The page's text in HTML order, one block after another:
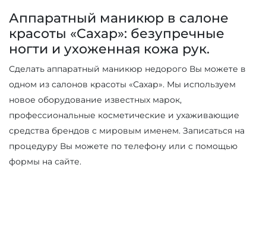
Аппаратный маникюр в салоне
красоты «Сахар»: безупречные
ногти и ухоженная кожа рук.
Сделать аппаратный маникюр недорого Вы можете в
одном из салонов красоты «Сахар». Мы используем
новое оборудование известных марок,
профессиональные косметические и ухаживающие
средства брендов с мировым именем. Записаться на
процедуру Вы можете по телефону или с помощью
формы на сайте.